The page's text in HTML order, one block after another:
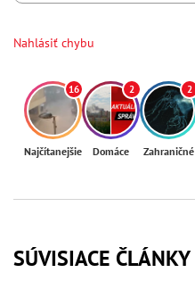
Nahlásiť chybu
16
Najčítanejšie
2
Domáce
2
Zahraničné
SÚVISIACE ČLÁNKY